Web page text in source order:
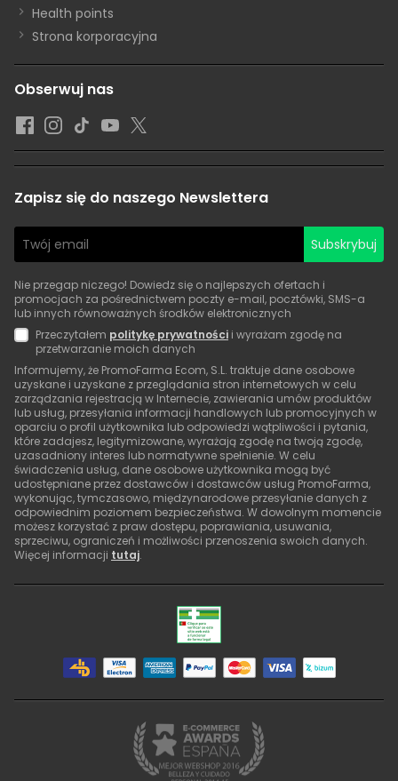
Health points
Strona korporacyjna
Obserwuj nas
Zapisz się do naszego Newslettera
Subskrybuj
Nie przegap niczego! Dowiedz się o najlepszych ofertach i
promocjach za pośrednictwem poczty e-mail, pocztówki, SMS-a
lub innych równoważnych środków elektronicznych
Przeczytałem politykę prywatności i wyrażam zgodę na
przetwarzanie moich danych
Informujemy, że PromoFarma Ecom, S.L. traktuje dane osobowe
uzyskane i uzyskane z przeglądania stron internetowych w celu
zarządzania rejestracją w Internecie, zawierania umów produktów
lub usług, przesyłania informacji handlowych lub promocyjnych w
oparciu o profil użytkownika lub odpowiedzi wątpliwości i pytania,
które zadajesz, legitymizowane, wyrażają zgodę na twoją zgodę,
uzasadniony interes lub normatywne spełnienie. W celu
świadczenia usług, dane osobowe użytkownika mogą być
udostępniane przez dostawców i dostawców usług PromoFarma,
wykonując, tymczasowo, międzynarodowe przesyłanie danych z
odpowiednim poziomem bezpieczeństwa. W dowolnym momencie
możesz korzystać z praw dostępu, poprawiania, usuwania,
sprzeciwu, ograniczeń i możliwości przenoszenia swoich danych.
Więcej informacji tutaj.